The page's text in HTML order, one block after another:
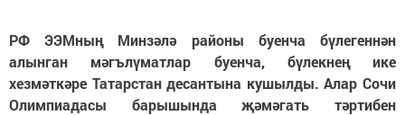
РФ ЭЭМның Минзәлә районы буенча бүлегеннән
алынган мәгълүматлар буенча, бүлекнең ике
хезмәткәре Татарстан десантына кушылды. Алар Сочи
Олимпиадасы барышында җәмәгать тәртибен